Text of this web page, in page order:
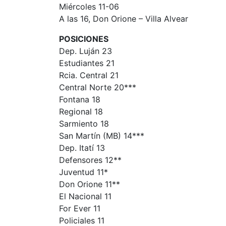
Miércoles 11-06
A las 16, Don Orione – Villa Alvear
POSICIONES
Dep. Luján 23
Estudiantes 21
Rcia. Central 21
Central Norte 20***
Fontana 18
Regional 18
Sarmiento 18
San Martín (MB) 14***
Dep. Itatí 13
Defensores 12**
Juventud 11*
Don Orione 11**
El Nacional 11
For Ever 11
Policiales 11